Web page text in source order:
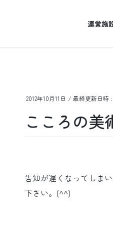
運営施
2012年10月11日 / 最終更新日時 :
こころの美
告知が遅くなってしま
下さい。(^^)